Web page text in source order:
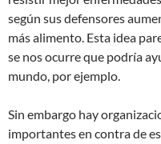
según sus defensores
más alimento. Esta idea
se nos ocurre que podría
mundo, por ejemplo.
Sin embargo hay
importantes en contra de